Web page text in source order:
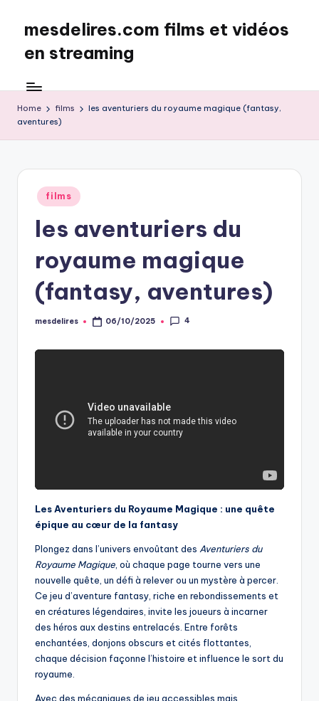
content
mesdelires.com films et vidéos
en streaming
:
film
et
video
en
français
Home films
les aventuriers du royaume magique (fantasy,
aventures)
Posted
in
films
les aventuriers du
royaume magique
(fantasy, aventures)
Posted
mesdelires 06/10/2025 4
Les Aventuriers du Royaume Magique : une quête
épique au cœur de la fantasy
Plongez dans l’univers envoûtant des Aventuriers du
Royaume Magique , où chaque page tourne vers une
nouvelle quête, un défi à relever ou un mystère à percer.
Ce jeu d’aventure fantasy, riche en rebondissements et
en créatures légendaires, invite les joueurs à incarner
des héros aux destins entrelacés. Entre forêts
enchantées, donjons obscurs et cités flottantes,
chaque décision façonne l’histoire et influence le sort du
royaume.
Avec des mécaniques de jeu accessibles mais